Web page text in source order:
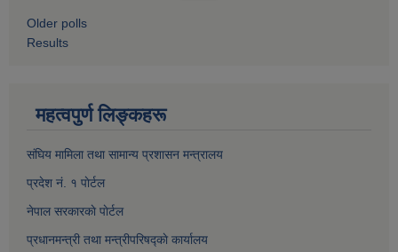
Older polls
Results
महत्वपुर्ण लिङ्कहरू
संघिय मामिला तथा सामान्य प्रशासन मन्त्रालय
प्रदेश नं. १ पाेर्टल
नेपाल सरकारकाे पाेर्टल
प्रधानमन्त्री तथा मन्त्रीपरिषद्काे कार्यालय